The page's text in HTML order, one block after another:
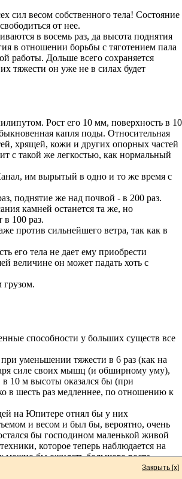
сил весом собственного тела! Состояние
от нее.
в восемь раз, да высота поднятия
в отношении борьбы с тяготением пала
работы. Дольше всего сохраняется
тяжести он уже не в силах будет
Рост его 10 мм, поверхность в 10
капля поды. Относительная
хрящей, кожи и других опорных частей
с такой же легкостью, как нормальный
им вырытый в одно и то же время с
поднятие же над почвой - в 200 раз.
камней останется та же, но
в 100 раз.
против сильнейшего ветра, так как в
его тела не дает ему приобрести
величине он может падать хоть с
способности у больших существ все
уменьшении тяжести в 6 раз (как на
силе своих мышц (и обширному уму),
10 м высоты оказался бы (при
в шесть раз медленнее, по отношению к
на Юпитере отнял бы у них
и весом и был бы, вероятно, очень
бы господином маленькой живой
которое теперь наблюдается на
можно бы ожидать большого роста
для жизни атмосфера,Закрыть [x]